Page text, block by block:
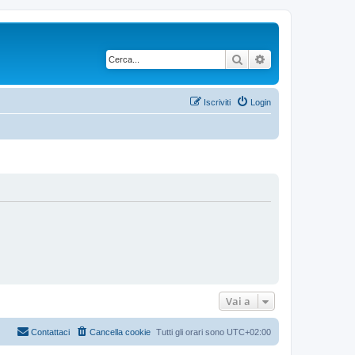
Cerca
Login
Iscriviti
Vai a
Tutti gli orari sono UTC+02:00
Cancella cookie
Contattaci